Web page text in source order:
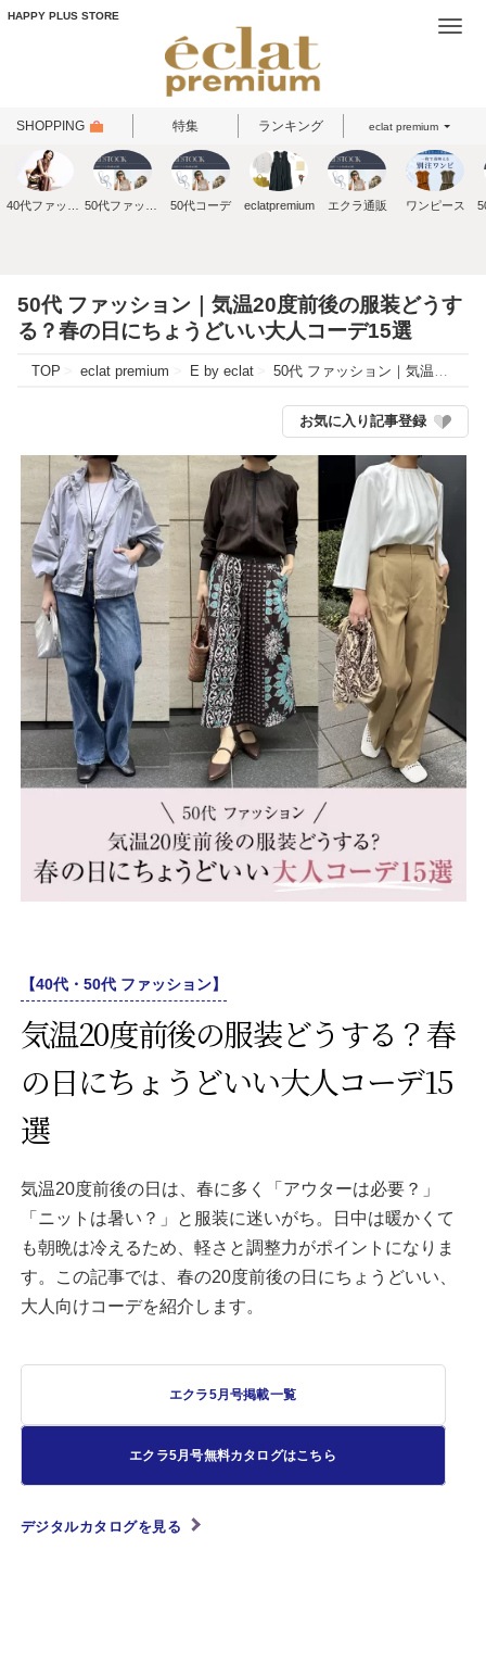
HAPPY PLUS STORE
SHOPPING 特集 ランキング eclat premium
50代コーデ eclatpremium エクラ通販 ワンピース
50代 ファッション｜気温20度前後の服装どうす
る？春の日にちょうどいい大人コーデ15選
TOP eclat premium E by eclat 50代 ファッション｜気温20度前後の服装どうする？春の日にちょうどいい大人コーデ15選
お気に入り記事登録
【40代・50代 ファッション】
気温20度前後の服装どうする？春
の日にちょうどいい大人コーデ15
選
気温20度前後の日は、春に多く「アウターは必要？」
「ニットは暑い？」と服装に迷いがち。日中は暖かくて
も朝晩は冷えるため、軽さと調整力がポイントになりま
す。この記事では、春の20度前後の日にちょうどいい、
大人向けコーデを紹介します。
エクラ5月号掲載一覧
エクラ5月号無料カタログはこちら
デジタルカタログを見る